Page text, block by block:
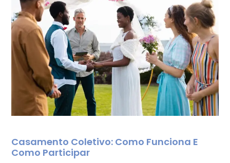
Casamento Coletivo: Como Funciona E
Como Participar